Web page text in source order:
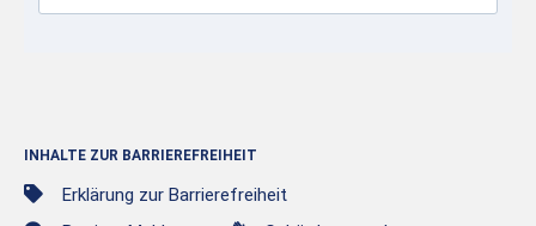
INHALTE ZUR BARRIEREFREIHEIT
Erklärung zur Barrierefreiheit